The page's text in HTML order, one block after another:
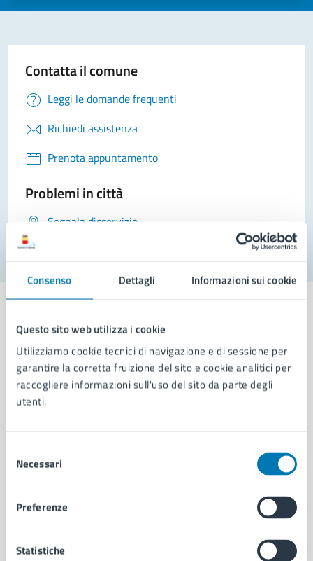
Consenso Dettagli Informazioni sui cookie
Questo sito web utilizza i cookie
Utilizziamo cookie tecnici di navigazione e di sessione per
garantire la corretta fruizione del sito e cookie analitici per
raccogliere informazioni sull'uso del sito da parte degli
utenti.
delNecessari
Preferenze
Statistiche
Contatta il comune
Leggi le domande frequenti
Richiedi assistenza
Prenota appuntamento
Problemi in città
Segnala disservizio
Comune di Napoli
AMMINISTRAZIONE
Municipalità
Uffici
Politici
Intranet, posta aziendale e protocollo